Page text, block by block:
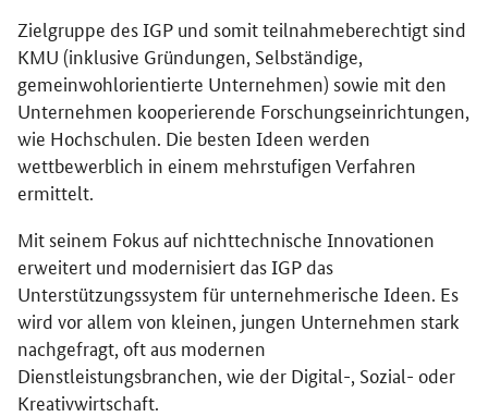
Zielgruppe des IGP und somit teilnahmeberechtigt sind
KMU (inklusive Gründungen, Selbständige,
gemeinwohlorientierte Unternehmen) sowie mit den
Unternehmen kooperierende Forschungseinrichtungen,
wie Hochschulen. Die besten Ideen werden
wettbewerblich in einem mehrstufigen Verfahren
ermittelt.
Mit seinem Fokus auf nichttechnische Innovationen
erweitert und modernisiert das IGP das
Unterstützungssystem für unternehmerische Ideen. Es
wird vor allem von kleinen, jungen Unternehmen stark
nachgefragt, oft aus modernen
Dienstleistungsbranchen, wie der Digital-, Sozial- oder
Kreativwirtschaft.